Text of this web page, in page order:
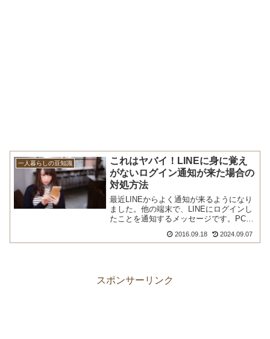
一人暮らしの豆知識
これはヤバイ！LINEに身に覚え
がないログイン通知が来た場合の
対処方法
最近LINEからよく通知が来るようになり
ました。他の端末で、LINEにログインし
たことを通知するメッセージです。PCで
2016.09.18 2024.09.07
スポンサーリンク